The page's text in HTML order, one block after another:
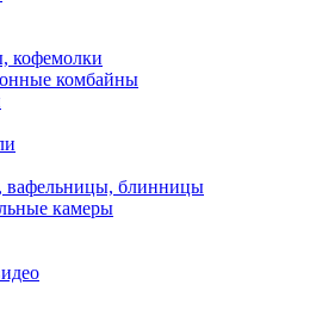
кофемолки
комбайны
вафельницы, блинницы
камеры